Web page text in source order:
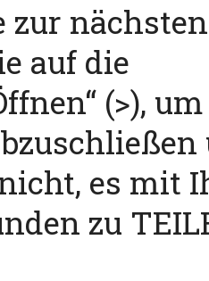
zur
auf die
(>),
es mit
zu